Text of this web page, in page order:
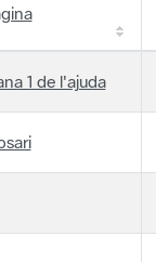
1 de l'ajuda